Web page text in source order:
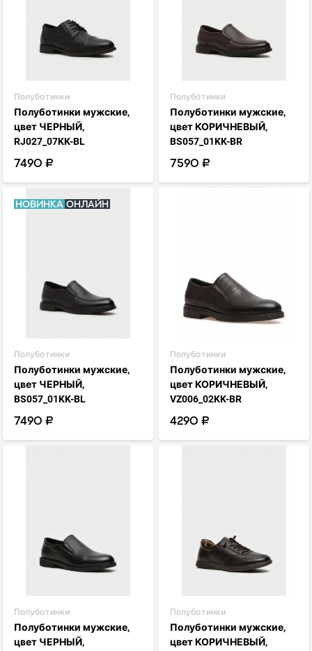
Полуботинки
Полуботинки мужские,
цвет ЧЕРНЫЙ,
RJ027_07KK-BL
7490 ₽
Полуботинки
Полуботинки мужские,
цвет КОРИЧНЕВЫЙ,
BS057_01KK-BR
7590 ₽
Новинка Онлайн
Полуботинки
Полуботинки мужские,
цвет ЧЕРНЫЙ,
BS057_01KK-BL
7490 ₽
Полуботинки
Полуботинки мужские,
цвет КОРИЧНЕВЫЙ,
VZ006_02KK-BR
4290 ₽
Полуботинки
Полуботинки мужские,
цвет ЧЕРНЫЙ,
Полуботинки
Полуботинки мужские,
цвет КОРИЧНЕВЫЙ,